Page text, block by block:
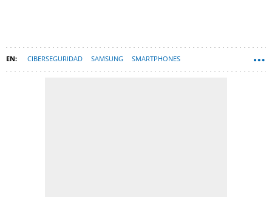
CIBERSEGURIDAD SAMSUNG SMARTPHONES